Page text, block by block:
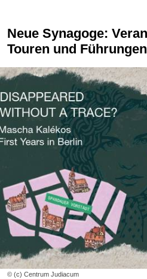
Neue Synagoge: Veranstaltungen,
Touren und Führungen
© (c) Centrum Judiacum